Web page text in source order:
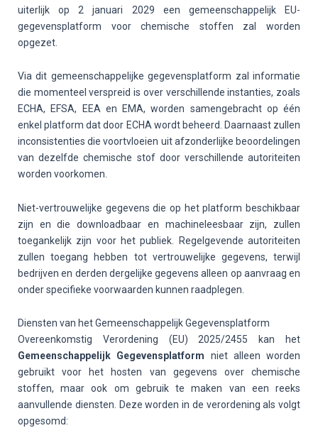
uiterlijk op 2 januari 2029 een gemeenschappelijk EU-
gegevensplatform voor chemische stoffen zal worden
opgezet.
Via dit gemeenschappelijke gegevensplatform zal informatie
die momenteel verspreid is over verschillende instanties, zoals
ECHA, EFSA, EEA en EMA, worden samengebracht op één
enkel platform dat door ECHA wordt beheerd. Daarnaast zullen
inconsistenties die voortvloeien uit afzonderlijke beoordelingen
van dezelfde chemische stof door verschillende autoriteiten
worden voorkomen.
Niet-vertrouwelijke gegevens die op het platform beschikbaar
zijn en die downloadbaar en machineleesbaar zijn, zullen
toegankelijk zijn voor het publiek. Regelgevende autoriteiten
zullen toegang hebben tot vertrouwelijke gegevens, terwijl
bedrijven en derden dergelijke gegevens alleen op aanvraag en
onder specifieke voorwaarden kunnen raadplegen.
Diensten van het Gemeenschappelijk Gegevensplatform
Overeenkomstig Verordening (EU) 2025/2455 kan het
Gemeenschappelijk Gegevensplatform niet alleen worden
gebruikt voor het hosten van gegevens over chemische
stoffen, maar ook om gebruik te maken van een reeks
aanvullende diensten. Deze worden in de verordening als volgt
opgesomd: